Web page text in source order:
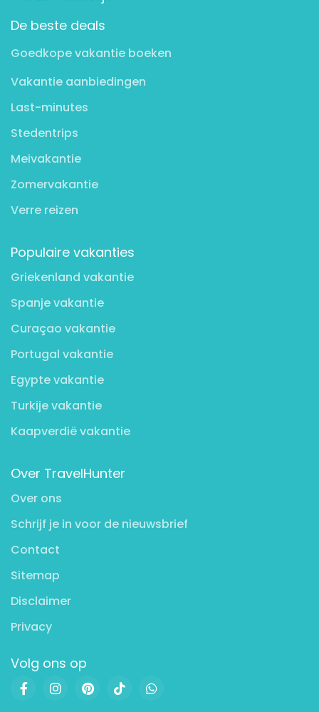
De beste deals
Goedkope vakantie boeken
Vakantie aanbiedingen
Last-minutes
Stedentrips
Meivakantie
Zomervakantie
Verre reizen
Populaire vakanties
Griekenland vakantie
Spanje vakantie
Curaçao vakantie
Portugal vakantie
Egypte vakantie
Turkije vakantie
Kaapverdië vakantie
Over TravelHunter
Over ons
Schrijf je in voor de nieuwsbrief
Contact
Sitemap
Disclaimer
Privacy
Volg ons op